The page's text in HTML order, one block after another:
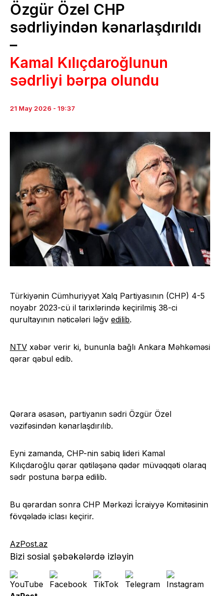
Özgür Özel CHP
sədrliyindən kənarlaşdırıldı
–
Kamal Kılıçdaroğlunun
sədrliyi bərpa olundu
21 May 2026 - 19:37
Türkiyənin Cümhuriyyət Xalq Partiyasının (CHP) 4-5
noyabr 2023-cü il tarixlərində keçirilmiş 38-ci
qurultayının nəticələri ləğv edilib.
NTV xəbər verir ki, bununla bağlı Ankara Məhkəməsi
qərar qəbul edib.
Qərara əsasən, partiyanın sədri Özgür Özel
vəzifəsindən kənarlaşdırılıb.
Eyni zamanda, CHP-nin sabiq lideri Kamal
Kılıçdaroğlu qərar qətiləşənə qədər müvəqqəti olaraq
sədr postuna bərpa edilib.
Bu qərardan sonra CHP Mərkəzi İcraiyyə Komitəsinin
fövqəladə iclası keçirir.
AzPost.az
Bizi sosial şəbəkələrdə izləyin